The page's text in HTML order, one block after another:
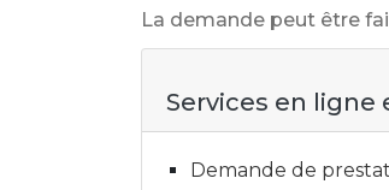
La demande peut être
Services en
Demande de